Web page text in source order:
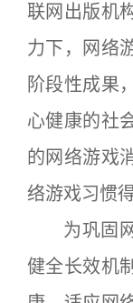
联网出版机
力下，网络
阶段性成果
心健康的社
的网络游戏
络游戏习惯
为巩固网
健全长效机